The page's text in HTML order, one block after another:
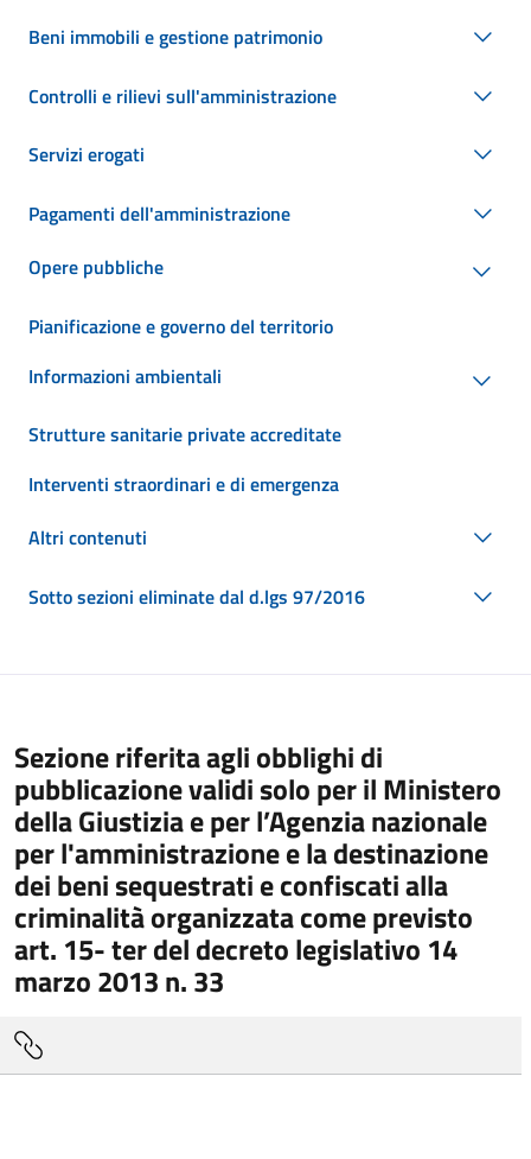
Beni immobili e gestione patrimonio
Controlli e rilievi sull'amministrazione
Servizi erogati
Pagamenti dell'amministrazione
Opere pubbliche
Pianificazione e governo del territorio
Informazioni ambientali
Strutture sanitarie private accreditate
Interventi straordinari e di emergenza
Altri contenuti
Sotto sezioni eliminate dal d.lgs 97/2016
Sezione riferita agli obblighi di
pubblicazione validi solo per il Ministero
della Giustizia e per l’Agenzia nazionale
per l'amministrazione e la destinazione
dei beni sequestrati e confiscati alla
criminalità organizzata come previsto
art. 15- ter del decreto legislativo 14
marzo 2013 n. 33